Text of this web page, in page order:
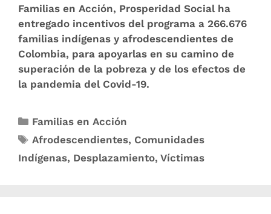
Familias en Acción, Prosperidad Social ha
entregado incentivos del programa a 266.676
familias indígenas y afrodescendientes de
Colombia, para apoyarlas en su camino de
superación de la pobreza y de los efectos de
la pandemia del Covid-19.
Familias en Acción
Afrodescendientes, Comunidades
Indígenas, Desplazamiento, Víctimas